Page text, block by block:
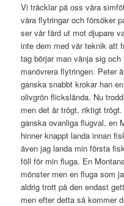
Vi tråcklar på oss våra
våra flytringar och försöker
ser vår färd ut mot djupare
inte dem med vår teknik att
tag börjar man vänja sig
manövrera flytringen. Peter
ganska snabbt krokar han
olivgrön flickslända. Nu
men det är trögt, riktigt
ganska ovanliga flugval, en
hinner knappt landa innan
även jag landa min första
föll för min fluga. En
mönster men en fluga som
aldrig trott på den endast
men efter detta så kommer